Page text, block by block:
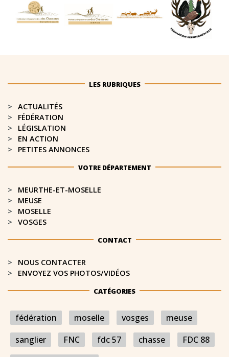
LES RUBRIQUES
ACTUALITÉS
FÉDÉRATION
LÉGISLATION
EN ACTION
PETITES ANNONCES
VOTRE DÉPARTEMENT
MEURTHE-ET-MOSELLE​
MEUSE
MOSELLE
VOSGES
CONTACT
NOUS CONTACTER
ENVOYEZ VOS PHOTOS/VIDÉOS
CATÉGORIES
fédération moselle vosges
meuse
sanglier
FNC fdc 57 chasse
FDC 88